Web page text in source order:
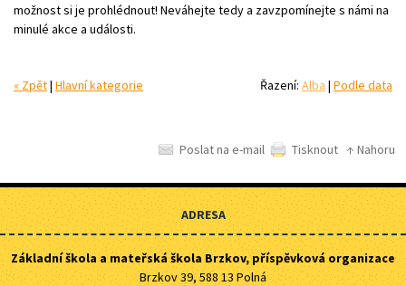
možnost si je prohlédnout! Neváhejte tedy a zavzpomínejte s námi na
minulé akce a události.
Řazení: Alba | Podle data
« Zpět| Hlavní kategorie
Poslat na e-mail Tisknout ↑ Nahoru
ADRESA
Základní škola a mateřská škola Brzkov, příspěvková organizace
Brzkov 39, 588 13 Polná